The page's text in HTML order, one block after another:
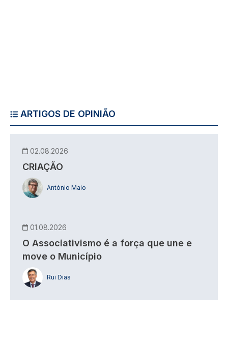
ARTIGOS DE OPINIÃO
02.08.2026
CRIAÇÃO
António Maio
01.08.2026
O Associativismo é a força que une e
move o Município
Rui Dias